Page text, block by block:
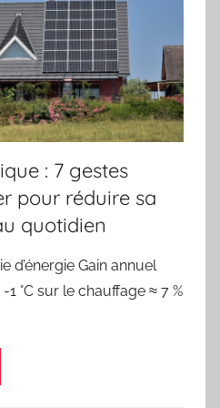
: 7 gestes
pour réduire sa
quotidien
d’énergie Gain annuel
1 °C sur le chauffage ≈ 7 %